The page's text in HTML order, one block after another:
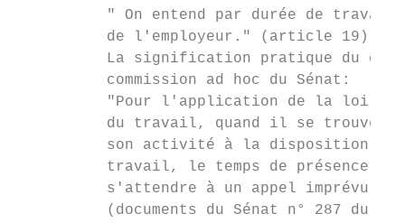
" On entend par durée de
          de l'employeur." (article 19)
La signification pratique du
          commission ad hoc du Sénat:
"Pour l'application de la loi
du travail, quand il se trouve
son activité à la disposition
travail, le temps de présence
s'attendre à un appel imprévu
(documents du Sénat n° 287 du